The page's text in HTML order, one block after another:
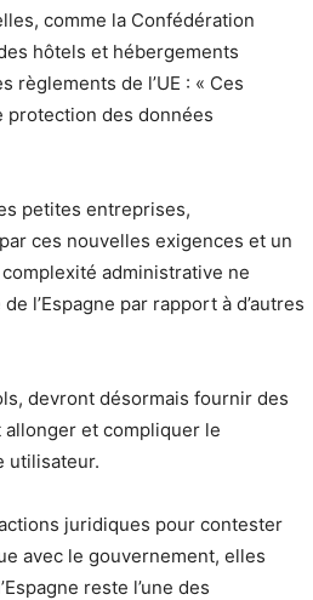
comme la Confédération
hôtels et hébergements
de l’UE : « Ces
des données
petites entreprises,
ces nouvelles exigences et un
administrative ne
l’Espagne par rapport à d’autres
devront désormais fournir des
et compliquer le
utilisateur.
juridiques pour contester
avec le gouvernement, elles
reste l’une des